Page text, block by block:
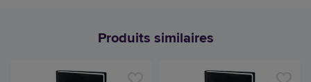
Produits similaires